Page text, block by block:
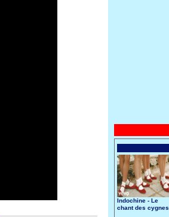
Indochine - Le
chant des cygnes